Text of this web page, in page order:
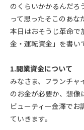
のくらいかかるんだろ
って思ったそこのあな
本日はおそうじ革命で
金・運転資金」を書い
1.開業資金について
みなさま、フランチャ
のお金が必要か、想像
ビューティー金澤でお
ていきます。